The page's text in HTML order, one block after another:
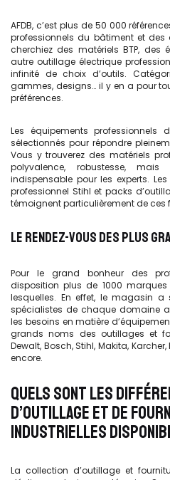
AFDB, c’est plus de 50 000
professionnels du bâtiment et des
cherchiez des matériels BTP,
autre outillage électrique
infinité de choix d’outils.
gammes, designs… il y en a pour
préférences.
Les équipements professionnels
sélectionnés pour répondre
Vous y trouverez des matériels
polyvalence, robustesse,
indispensable pour les experts.
professionnel Stihl et packs
témoignent particulièrement de ces
LE RENDEZ-VOUS DES PLUS
Pour le grand bonheur des
disposition plus de 1000 marques
lesquelles. En effet, le magasin a
spécialistes de chaque domaine
les besoins en matière
grands noms des outillages et
Dewalt, Bosch, Stihl, Makita,
encore.
QUELS SONT LES
D’OUTILLAGE ET DE
INDUSTRIELLES
La collection d’outillage et